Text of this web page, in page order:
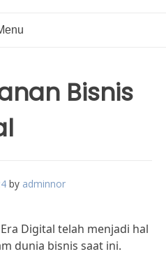
Bisnis
by adminnor
Digital telah menjadi hal
dunia bisnis saat ini.